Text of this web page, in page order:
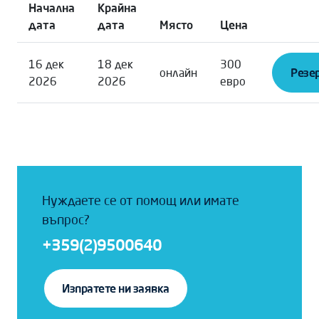
Начална
дата
Крайна
дата
Място Цена
16 дек
2026
18 дек
2026
онлайн
300
евро
Нуждаете се от помощ или имате
въпрос?
+359(2)9500640
Изпратете ни заявка